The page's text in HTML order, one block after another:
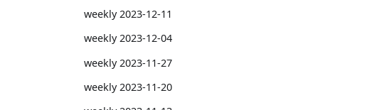
weekly 2023-12-11
weekly 2023-12-04
weekly 2023-11-27
weekly 2023-11-20